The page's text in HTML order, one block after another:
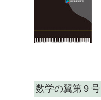
数学の翼第９号